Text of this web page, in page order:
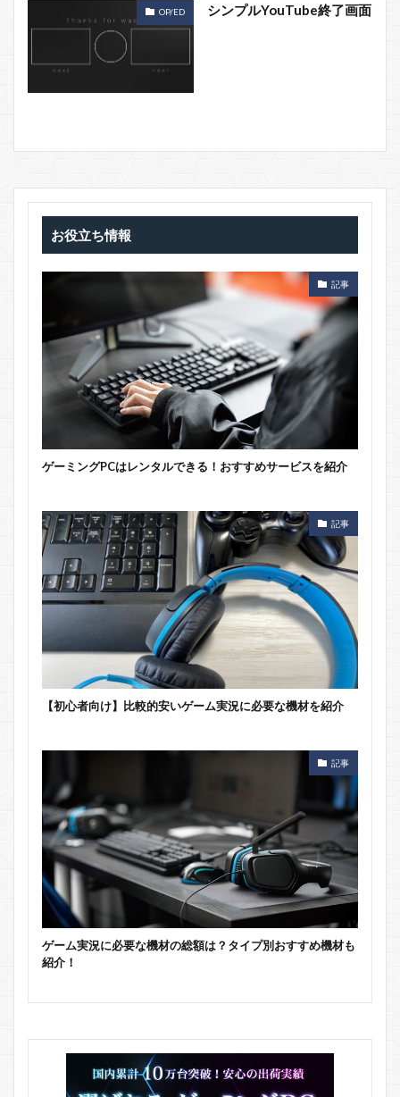
OP/ED シンプルYouTube終了画面
お役立ち情報
記事
ゲーミングPCはレンタルできる！おすすめサービスを紹介
記事
【初心者向け】比較的安いゲーム実況に必要な機材を紹介
記事
ゲーム実況に必要な機材の総額は？タイプ別おすすめ機材も
紹介！